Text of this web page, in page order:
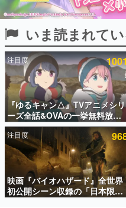
ピックアップ
電ファミのいま読まれている
アプリセール情報
インタビュー
連載・特集一
殿堂入り記事
SNS拡散数が数千
ど。多くの人々に
事をまとめました。
いま読まれて
注目度
『ゆるキャン△』TVアニメシリ
ーズ全話&OVAの一挙無料放送
がABEMAで開催決定。8月11日
「山の日」の午前0時から実施
注目度
映画『バイオハザード』全世界
初公開シーン収録の「日本限
定」予告映像が解禁。バイオの